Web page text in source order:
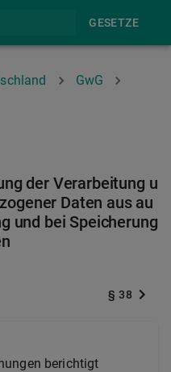
GESETZE
GwG
der Verarbeitung u
Daten aus au
und bei Speicherung
§ 38
berichtigt